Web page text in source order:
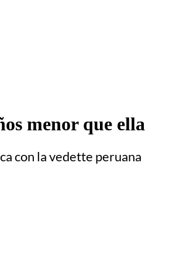
menor que ella
con la vedette peruana